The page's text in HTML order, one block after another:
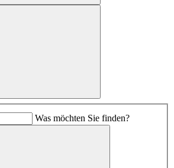
Was möchten Sie finden?